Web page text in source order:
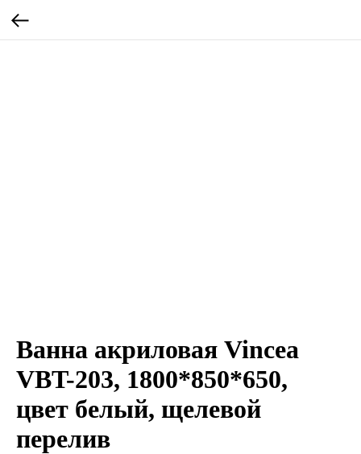
Ванна акриловая Vincea
VBT-203, 1800*850*650,
цвет белый, щелевой
перелив